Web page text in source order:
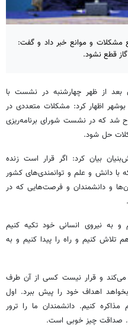
مشکلات و موانع خبر داد و گفت:‌
قطع نشود.
بعد از ظهر چهارشنبه در نشست با
بوشهر اظهار کرد: مشکلات متعددی در
شد که در نشست شورای برنامه‌ریزی
حل شود.
بیان کرد: اگر قرار است زنده
با دانش و علم و توانمندی‌های کشور
و دانشمندان و فرصت‌هایی که در
و به نیروی انسانی خود تکیه کنیم
هم تلاش کنیم و راه را پیدا کنیم و به
می‌کند و قرار نیست کسی از آن طرف
بخواهد اهداف خود را پیش ببرد. اول
کنیم. دانشمندان ما را ترور
صداقت چیز خوبی است.